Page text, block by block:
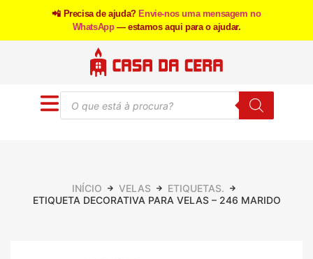
📲 Precisa de ajuda? Envie-nos uma mensagem no
WhatsApp — estamos aqui para o ajudar.
INÍCIO VELAS
ETIQUETAS.
ETIQUETA DECORATIVA PARA VELAS – 246 MARIDO